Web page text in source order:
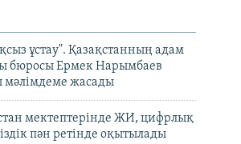
ұстау". Қазақстанның адам
бюросы Ермек Нарымбаев
жасады
мектептерінде ЖИ, цифрлық
пән ретінде оқытылады